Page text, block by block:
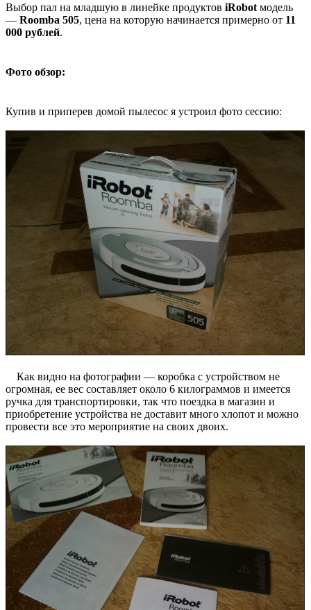
Выбор пал на младшую в линейке продуктов iRobot модель
— Roomba 505, цена на которую начинается примерно от 11
000 рублей.
Фото обзор:
Купив и приперев домой пылесос я устроил фото сессию:
Как видно на фотографии — коробка с устройством не
огромная, ее вес составляет около 6 килограммов и имеется
ручка для транспортировки, так что поездка в магазин и
приобретение устройства не доставит много хлопот и можно
провести все это мероприятие на своих двоих.